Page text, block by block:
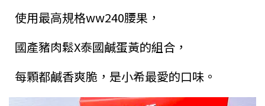
使用最高規格ww240腰果，
國產豬肉鬆X泰國鹹蛋黃的組合，
每顆都鹹香爽脆，是小希最愛的口味。